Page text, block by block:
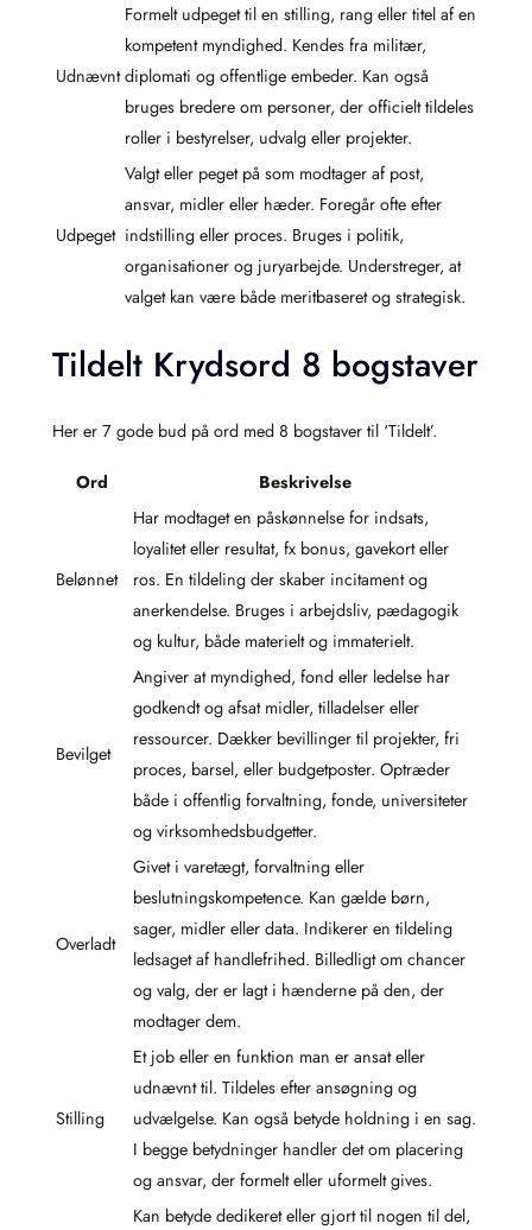
Udnævnt
Formelt udpeget til en stilling, rang eller titel af en
kompetent myndighed. Kendes fra militær,
diplomati og offentlige embeder. Kan også
bruges bredere om personer, der officielt tildeles
roller i bestyrelser, udvalg eller projekter.
Udpeget
Valgt eller peget på som modtager af post,
ansvar, midler eller hæder. Foregår ofte efter
indstilling eller proces. Bruges i politik,
organisationer og juryarbejde. Understreger, at
valget kan være både meritbaseret og strategisk.
Tildelt Krydsord 8 bogstaver
Her er 7 gode bud på ord med 8 bogstaver til ‘Tildelt’.
Ord Beskrivelse
Belønnet
Har modtaget en påskønnelse for indsats,
loyalitet eller resultat, fx bonus, gavekort eller
ros. En tildeling der skaber incitament og
anerkendelse. Bruges i arbejdsliv, pædagogik
og kultur, både materielt og immaterielt.
Bevilget
Angiver at myndighed, fond eller ledelse har
godkendt og afsat midler, tilladelser eller
ressourcer. Dækker bevillinger til projekter, fri
proces, barsel, eller budgetposter. Optræder
både i offentlig forvaltning, fonde, universiteter
og virksomhedsbudgetter.
Overladt
Givet i varetægt, forvaltning eller
beslutningskompetence. Kan gælde børn,
sager, midler eller data. Indikerer en tildeling
ledsaget af handlefrihed. Billedligt om chancer
og valg, der er lagt i hænderne på den, der
modtager dem.
Stilling
Et job eller en funktion man er ansat eller
udnævnt til. Tildeles efter ansøgning og
udvælgelse. Kan også betyde holdning i en sag.
I begge betydninger handler det om placering
og ansvar, der formelt eller uformelt gives.
Kan betyde dedikeret eller gjort til nogen til del,